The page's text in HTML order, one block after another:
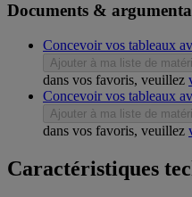
Documents &
Concevoir vos tableaux
Ajouter à ma liste de
dans vos favoris, veuillez
Concevoir vos tableaux
Ajouter à ma liste de
dans vos favoris, veuillez
Caractéristiques